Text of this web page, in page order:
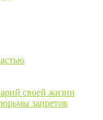
своей жизни
запретов